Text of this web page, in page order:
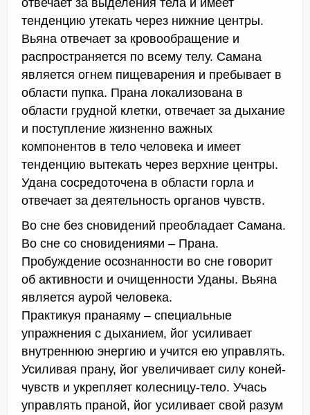
тенденцию утекать через нижние центры.
Вьяна отвечает за кровообращение и
распространяется по всему телу. Самана
является огнем пищеварения и пребывает в
области пупка. Прана локализована в
области грудной клетки, отвечает за дыхание
и поступление жизненно важных
компонентов в тело человека и имеет
тенденцию вытекать через верхние центры.
Удана сосредоточена в области горла и
отвечает за деятельность органов чувств.
Во сне без сновидений преобладает Самана.
Во сне со сновидениями – Прана.
Пробуждение осознанности во сне говорит
об активности и очищенности Уданы. Вьяна
является аурой человека.
Практикуя пранаяму – специальные
упражнения с дыханием, йог усиливает
внутреннюю энергию и учится ею управлять.
Усиливая прану, йог увеличивает силу коней-
чувств и укрепляет колесницу-тело. Учась
управлять праной, йог усиливает свой разум